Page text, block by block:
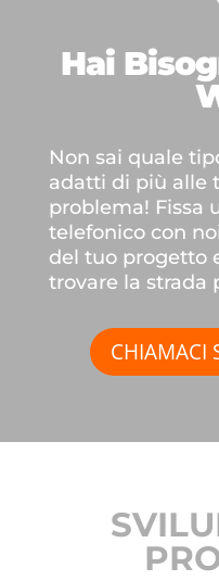
Hai
Non sai quale
adatti di più alle
problema! Fissa
telefonico con
del tuo progetto
trovare la strada
CHIAMACI